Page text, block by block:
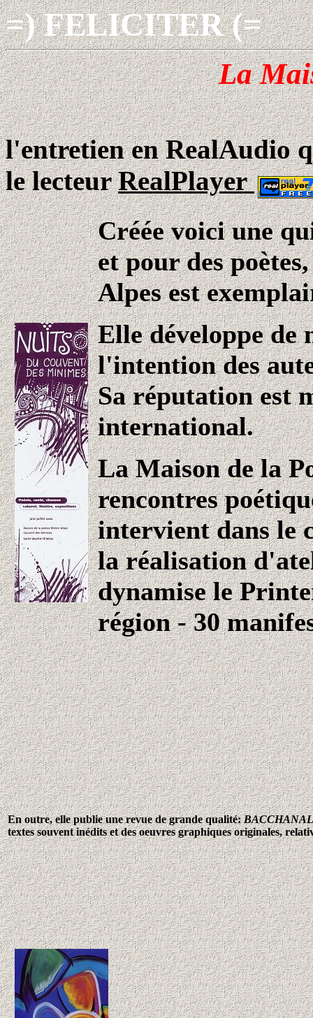
=) FELICITER (=
La
l'entretien en RealAudio
le lecteurRealPlayer
Créée voici une
et pour des
Alpes est
Elle développe de
l'intention des
Sa réputation est
international.
La Maison de la
rencontres
intervient dans le
la réalisation
dynamise le
région - 30
En outre, elle publie une revue de grande qualité:
textes souvent inédits et des oeuvres graphiques originales,